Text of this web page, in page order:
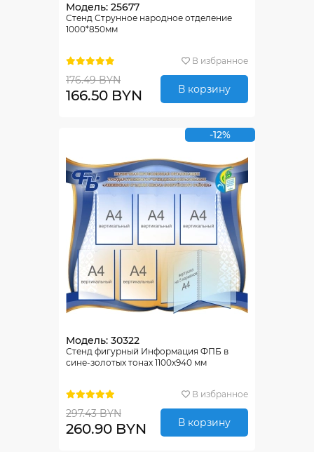
Модель: 25677
Стенд Струнное народное отделение
1000*850мм
В избранное
176.49 BYN
166.50 BYN В корзину
-12%
Модель: 30322
Стенд фигурный Информация ФПБ в
сине-золотых тонах 1100х940 мм
В избранное
297.43 BYN
260.90 BYN В корзину